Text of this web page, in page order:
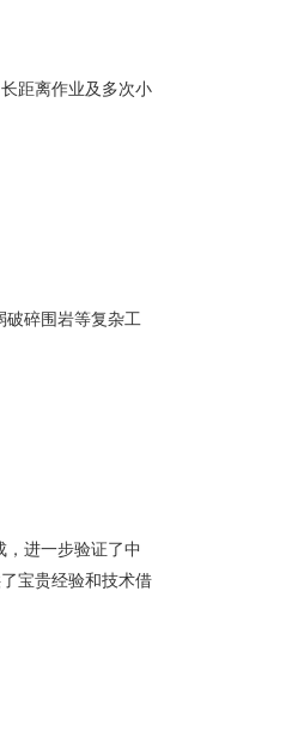
距离作业及多次小
破碎围岩等复杂工
，进一步验证了中
宝贵经验和技术借